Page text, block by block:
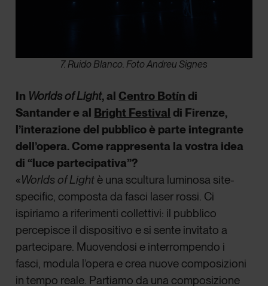
7. Ruido Blanco. Foto Andreu Signes
In Worlds of Light, al Centro Botín di
Santander e al Bright Festival di Firenze,
l’interazione del pubblico è parte integrante
dell’opera. Come rappresenta la vostra idea
di “luce partecipativa”?
«Worlds of Light è una scultura luminosa site-
specific, composta da fasci laser rossi. Ci
ispiriamo a riferimenti collettivi: il pubblico
percepisce il dispositivo e si sente invitato a
partecipare. Muovendosi e interrompendo i
fasci, modula l’opera e crea nuove composizioni
in tempo reale. Partiamo da una composizione